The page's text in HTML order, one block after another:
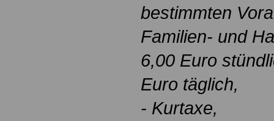
bestimmten
Familien- und
6,00 Euro
Euro täglich,
- Kurtaxe,